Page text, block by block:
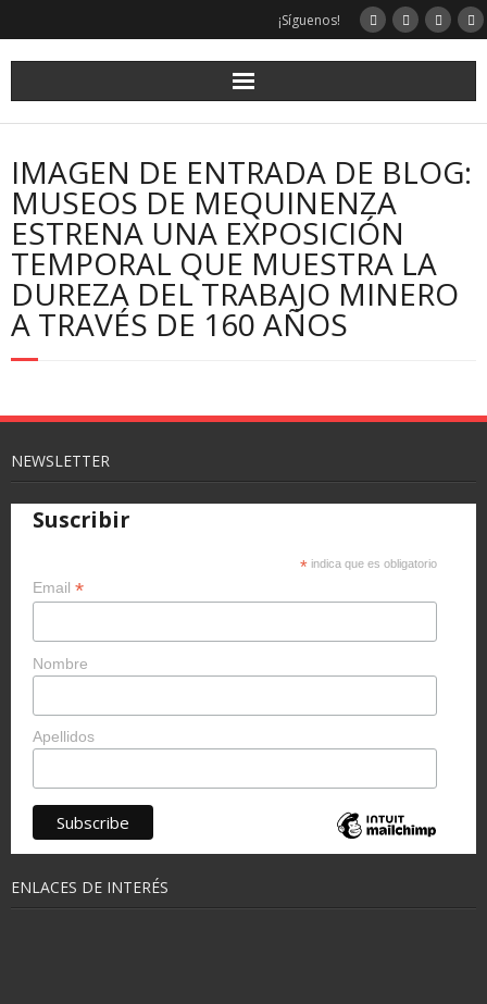
¡Síguenos!
IMAGEN DE ENTRADA DE BLOG:
MUSEOS DE MEQUINENZA
ESTRENA UNA EXPOSICIÓN
TEMPORAL QUE MUESTRA LA
DUREZA DEL TRABAJO MINERO
A TRAVÉS DE 160 AÑOS
NEWSLETTER
Suscribir
* indica que es obligatorio
Email *
Nombre
Apellidos
ENLACES DE INTERÉS